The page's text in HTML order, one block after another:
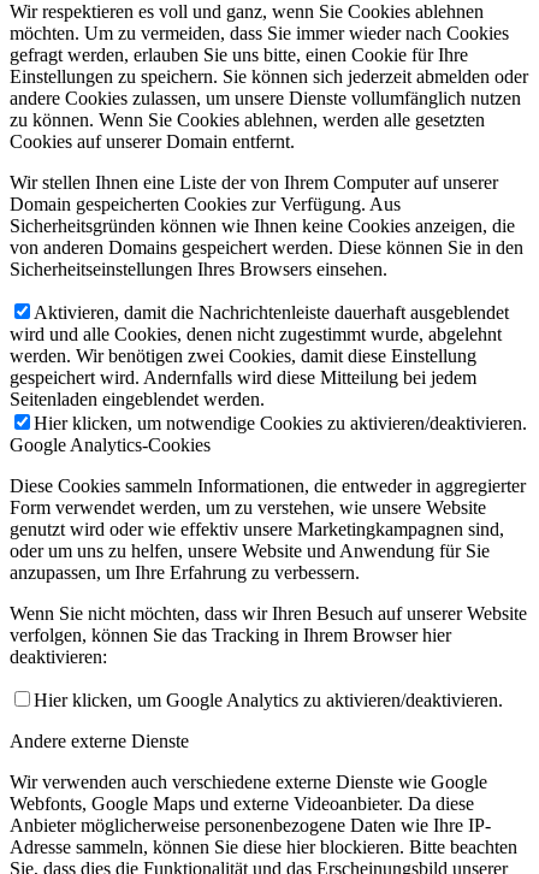
Wir respektieren es voll und ganz, wenn Sie Cookies ablehnen
möchten. Um zu vermeiden, dass Sie immer wieder nach Cookies
gefragt werden, erlauben Sie uns bitte, einen Cookie für Ihre
Einstellungen zu speichern. Sie können sich jederzeit abmelden oder
andere Cookies zulassen, um unsere Dienste vollumfänglich nutzen
zu können. Wenn Sie Cookies ablehnen, werden alle gesetzten
Cookies auf unserer Domain entfernt.
Wir stellen Ihnen eine Liste der von Ihrem Computer auf unserer
Domain gespeicherten Cookies zur Verfügung. Aus
Sicherheitsgründen können wie Ihnen keine Cookies anzeigen, die
von anderen Domains gespeichert werden. Diese können Sie in den
Sicherheitseinstellungen Ihres Browsers einsehen.
Aktivieren, damit die Nachrichtenleiste dauerhaft ausgeblendet
wird und alle Cookies, denen nicht zugestimmt wurde, abgelehnt
werden. Wir benötigen zwei Cookies, damit diese Einstellung
gespeichert wird. Andernfalls wird diese Mitteilung bei jedem
Seitenladen eingeblendet werden.
Hier klicken, um notwendige Cookies zu aktivieren/deaktivieren.
Google Analytics-Cookies
Diese Cookies sammeln Informationen, die entweder in aggregierter
Form verwendet werden, um zu verstehen, wie unsere Website
genutzt wird oder wie effektiv unsere Marketingkampagnen sind,
oder um uns zu helfen, unsere Website und Anwendung für Sie
anzupassen, um Ihre Erfahrung zu verbessern.
Wenn Sie nicht möchten, dass wir Ihren Besuch auf unserer Website
verfolgen, können Sie das Tracking in Ihrem Browser hier
deaktivieren:
Hier klicken, um Google Analytics zu aktivieren/deaktivieren.
Andere externe Dienste
Wir verwenden auch verschiedene externe Dienste wie Google
Webfonts, Google Maps und externe Videoanbieter. Da diese
Anbieter möglicherweise personenbezogene Daten wie Ihre IP-
Adresse sammeln, können Sie diese hier blockieren. Bitte beachten
Sie, dass dies die Funktionalität und das Erscheinungsbild unserer